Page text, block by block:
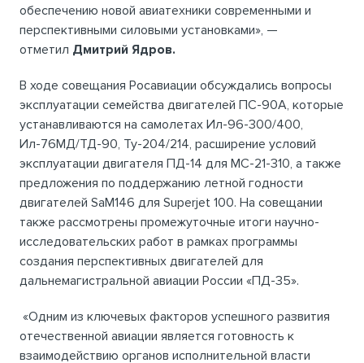
обеспечению новой авиатехники современными и
перспективными силовыми установками», —
отметил Дмитрий Ядров.
В ходе совещания Росавиации обсуждались вопросы
эксплуатации семейства двигателей ПС-90А, которые
устанавливаются на самолетах Ил-96-300/400,
Ил-76МД/ТД-90, Ту-204/214, расширение условий
эксплуатации двигателя ПД-14 для МС-21-310, а также
предложения по поддержанию летной годности
двигателей SaM146 для Superjet 100. На совещании
также рассмотрены промежуточные итоги научно-
исследовательских работ в рамках программы
создания перспективных двигателей для
дальнемагистральной авиации России «ПД-35».
«Одним из ключевых факторов успешного развития
отечественной авиации является готовность к
взаимодействию органов исполнительной власти